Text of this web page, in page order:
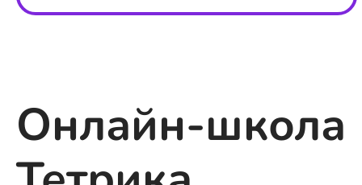
Онлайн-школа